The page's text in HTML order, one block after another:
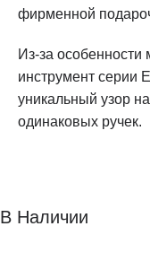
фирменной
Из-за
инструмент серии
уникальный узор
одинаковых ручек.
В Наличии